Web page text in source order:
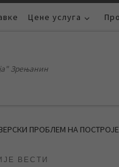
Цене услуга
Зрењанин
ПРОБЛЕМ НА
ВЕСТИ